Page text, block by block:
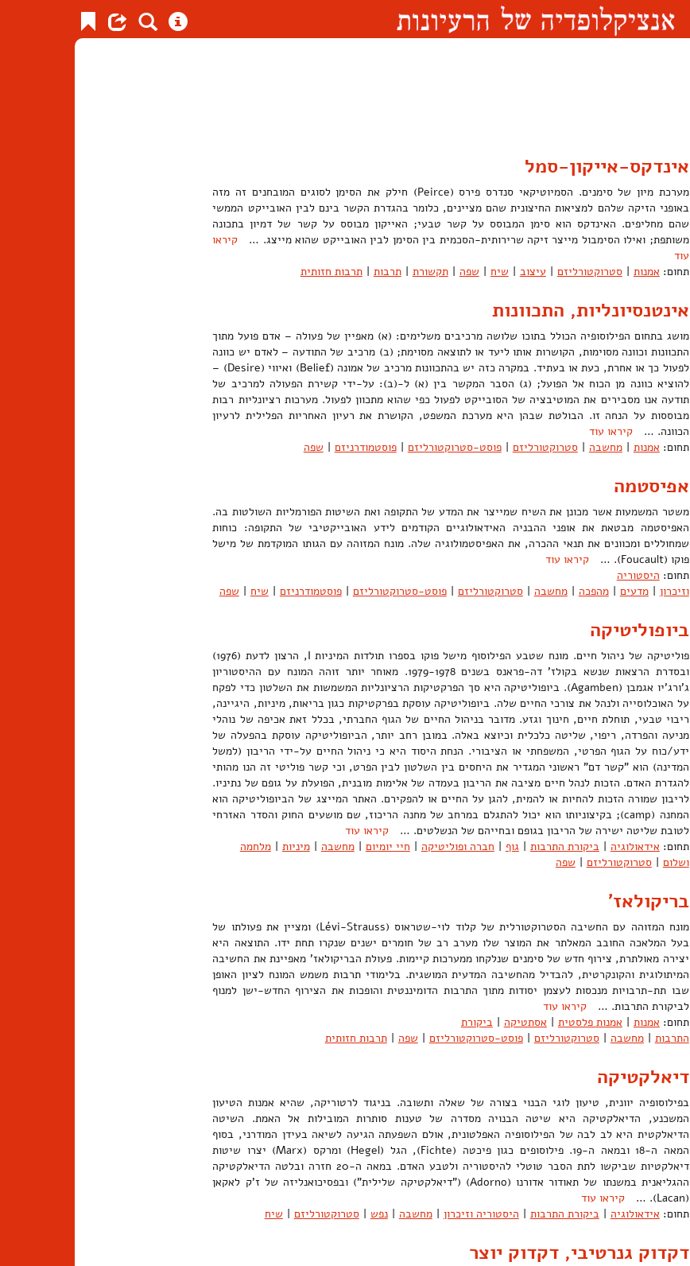
אינדקס-אייקון-סמל
מערכת מיון של סימנים. הסמיוטיקאי סנדרס פירס (Peirce) חילק את הסימן לסוגים המובחנים זה מזה
באופני הזיקה שלהם למציאות החיצונית שהם מציינים, כלומר בהגדרת הקשר בינם לבין האובייקט הממשי
שהם מחליפים. האינדקס הוא סימן המבוסס על קשר טבעי; האייקון מבוסס על קשר של דמיון בתכונה
משותפת; ואילו הסימבול מייצר זיקה שרירותית-הסכמית בין הסימן לבין האובייקט שהוא מייצג. … קיראו
עוד
תחום: אמנות | סטרוקטורליזם | עיצוב | שיח | שפה | תקשורת | תרבות | תרבות חזותית
אינטנסיונליות, התכוונות
מושג בתחום הפילוסופיה הכולל בתוכו שלושה מרכיבים משלימים: (א) מאפיין של פעולה – אדם פועל מתוך
התכוונות וכוונה מסוימות, הקושרות אותו ליעד או לתוצאה מסוימת; (ב) מרכיב של התודעה – לאדם יש כוונה
לפעול כך או אחרת, כעת או בעתיד. במקרה כזה יש בהתכוונות מרכיב של אמונה (Belief) ואיווי (Desire) –
להוציא כוונה מן הכוח אל הפועל; (ג) הסבר המקשר בין (א) ל-(ב): על-ידי קשירת הפעולה למרכיב של
תודעה אנו מסבירים את המוטיבציה של הסובייקט לפעול כפי שהוא מתכוון לפעול. מערכות רציונליות רבות
מבוססות על הנחה זו. הבולטת שבהן היא מערכת המשפט, הקושרת את רעיון האחריות הפלילית לרעיון
הכוונה. …קיראו עוד
תחום: אמנות | מחשבה | סטרוקטורליזם | פוסט-סטרוקטורליזם | פוסטמודרניזם | שפה
אפיסטמה
משטר המשמעות אשר מכונן את השיח שמייצר את המדע של התקופה ואת השיטות הפורמליות השולטות בה.
האפיסטמה מבטאת את אופני ההבניה האידאולוגיים הקודמים לידע האובייקטיבי של התקופה: כוחות
שמחוללים ומכוונים את תנאי ההכרה, את האפיסטמולוגיה שלה. מונח המזוהה עם הגותו המוקדמת של מישל
פוקו (Foucault). …
קיראו עוד
תחום: היסטוריה
וזיכרון | מדעים | מהפכה | מחשבה | סטרוקטורליזם | פוסט-סטרוקטורליזם | פוסטמודרניזם | שיח | שפה
ביופוליטיקה
פוליטיקה של ניהול חיים. מונח שטבע הפילוסוף מישל פוקו בספרו תולדות המיניות I, הרצון לדעת (1976)
ובסדרת הרצאות שנשא בקולז' דה-פראנס בשנים 1979-1978. מאוחר יותר זוהה המונח עם ההיסטוריון
ג'ורג'יו אגמבן (Agamben). ביופוליטיקה היא סך הפרקטיקות הרציונליות המשמשות את השלטון כדי לפקח
על האוכלוסייה ולנהל את צורכי החיים שלה. ביופוליטיקה עוסקת בפרקטיקות כגון בריאות, מיניות, היגיינה,
ריבוי טבעי, תוחלת חיים, חינוך וגזע. מדובר בניהול החיים של הגוף החברתי, בכלל זאת אכיפה של נוהלי
מניעה והפרדה, ריפוי, שליטה כלכלית וכיוצא באלה. במובן רחב יותר, הביופוליטיקה עוסקת בהפעלה של
ידע/כוח על הגוף הפרטי, המשפחתי או הציבורי. הנחת היסוד היא כי ניהול החיים על-ידי הריבון (למשל
המדינה) הוא "קשר דם" ראשוני המגדיר את היחסים בין השלטון לבין הפרט, וכי קשר פוליטי זה הנו מהותי
להגדרת האדם. הזכות לנהל חיים מציבה את הריבון בעמדה של אלימות מובנית, הפועלת על גופם של נתיניו.
לריבון שמורה הזכות להחיות או להמית, להגן על החיים או להפקירם. האתר המייצג של הביופוליטיקה הוא
המחנה (camp); בקיצוניותו הוא יכול להתגלם במרחב של מחנה הריכוז, שם מושעים החוק והסדר האזרחי
לטובת שליטה ישירה של הריבון בגופם ובחייהם של הנשלטים. …קיראו עוד
תחום: אידאולוגיה | ביקורת התרבות | גוף | חברה ופוליטיקה | חיי יומיום | מחשבה | מיניות | מלחמה
ושלום | סטרוקטורליזם | שפה
בריקולאז'
מונח המזוהה עם החשיבה הסטרוקטורלית של קלוד לוי-שטראוס (Lévi-Strauss) ומציין את פעולתו של
בעל המלאכה החובב המאלתר את המוצר שלו מערב רב של חומרים ישנים שנקרו תחת ידו. התוצאה היא
יצירה מאולתרת, צירוף חדש של סימנים שנלקחו ממערכות קיימות. פעולת הבריקולאז' מאפיינת את החשיבה
המיתולוגית והקונקרטית, להבדיל מהחשיבה המדעית המושגית. בלימודי תרבות משמש המונח לציון האופן
שבו תת-תרבויות מנכסות לעצמן יסודות מתוך התרבות הדומיננטית והופכות את הצירוף החדש-ישן למנוף
לביקורת התרבות. …קיראו עוד
תחום: אמנות | אמנות פלסטית | אסתטיקה | ביקורת
התרבות | מחשבה | סטרוקטורליזם | פוסט-סטרוקטורליזם | שפה | תרבות חזותית
דיאלקטיקה
בפילוסופיה יוונית, טיעון לוגי הבנוי בצורה של שאלה ותשובה. בניגוד לרטוריקה, שהיא אמנות הטיעון
המשכנע, הדיאלקטיקה היא שיטה הבנויה מסדרה של טענות סותרות המובילות אל האמת. השיטה
הדיאלקטית היא לב לבה של הפילוסופיה האפלטונית, אולם השפעתה הגיעה לשיאה בעידן המודרני, בסוף
המאה ה-18 ובמאה ה-19. פילוסופים כגון פיכטה (Fichte), הגל (Hegel) ומרקס (Marx) יצרו שיטות
דיאלקטיות שביקשו לתת הסבר טוטלי להיסטוריה ולטבע האדם. במאה ה-20 חזרה ובלטה הדיאלקטיקה
ההגליאנית במשנתו של תאודור אדורנו (Adorno) ("דיאלקטיקה שלילית") ובפסיכואנליזה של ז'ק לאקאן
(Lacan). …
קיראו עוד
תחום: אידאולוגיה | ביקורת התרבות | היסטוריה וזיכרון | מחשבה | נפש | סטרוקטורליזם | שיח
דקדוק גנרטיבי, דקדוק יוצר